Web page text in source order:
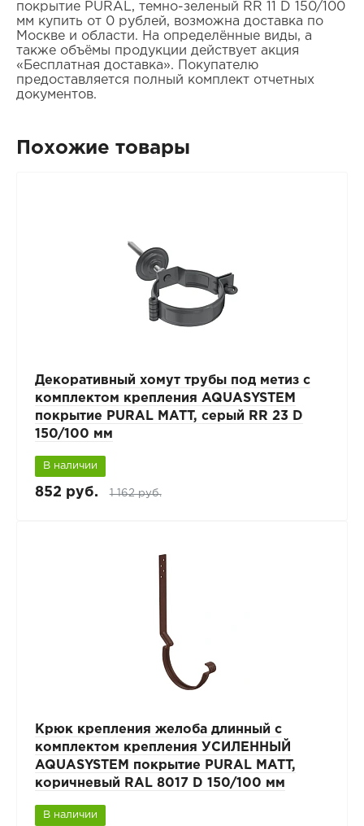
покрытие PURAL, темно-зеленый RR 11 D 150/100
мм купить от 0 рублей, возможна доставка по
Москве и области. На определённые виды, а
также объёмы продукции действует акция
«Бесплатная доставка». Покупателю
предоставляется полный комплект отчетных
документов.
Похожие товары
Декоративный хомут трубы под метиз с
комплектом крепления AQUASYSTEM
покрытие PURAL MATT, серый RR 23 D
150/100 мм
В наличии
852 руб. 1 162 руб.
Крюк крепления желоба длинный с
комплектом крепления УСИЛЕННЫЙ
AQUASYSTEM покрытие PURAL MATT,
коричневый RAL 8017 D 150/100 мм
В наличии